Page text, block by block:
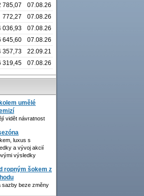
785,07
07.08.26
772,27
07.08.26
036,93
07.08.26
645,60
07.08.26
357,73
22.09.21
319,45 07.08.26
umělé
vidět návratnost
luxus s
a vývoj akcií
výsledky
ropným šokem z
sazby beze změny